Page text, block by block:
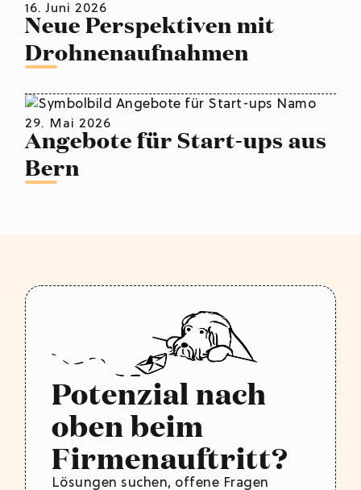
16. Juni 2026
Neue Perspektiven mit
Drohnenaufnahmen
29. Mai 2026
Angebote für Start-ups aus
Bern
Potenzial nach
oben beim
Firmenauftritt?
Lösungen suchen, offene Fragen